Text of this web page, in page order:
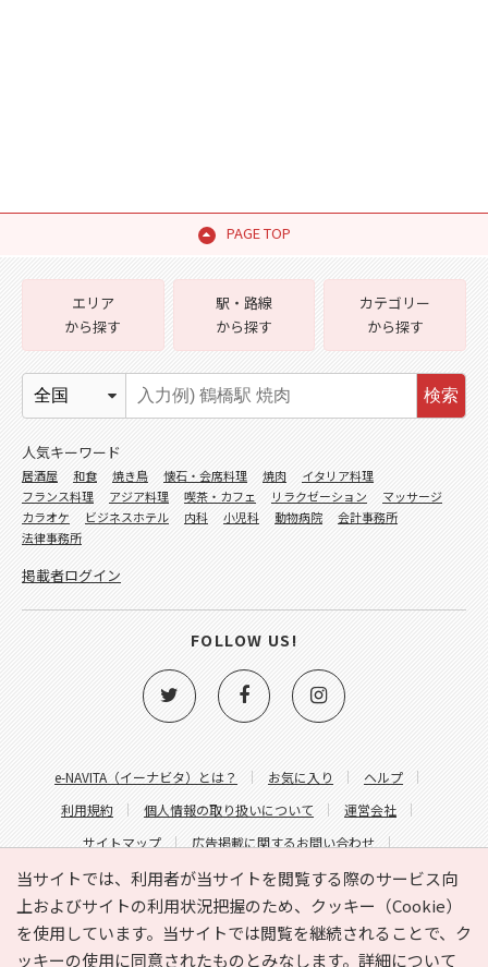
PAGE TOP
当サイトでは、利用者が当サイトを閲覧する際のサービス向
上およびサイトの利用状況把握のため、クッキー（Cookie）
を使用しています。当サイトでは閲覧を継続されることで、ク
ッキーの使用に同意されたものとみなします。詳細について
e-NAVITA（イーナビタ）とは？ お気に入り
ヘルプ
利用規約
個人情報の取り扱いについて
運営会社
サイトマップ
広告掲載に関するお問い合わせ
サイトの内容に関するお問い合わせ
エリア
から探す
駅・路線
から探す
カテゴリー
から探す
検索
人気キーワード
居酒屋 和食 焼き鳥 懐石・会席料理 焼肉
イタリア料理
フランス料理
アジア料理 喫茶・カフェ リラクゼーション
マッサージ
カラオケ
ビジネスホテル 内科 小児科 動物病院
会計事務所
法律事務所
掲載者ログイン
FOLLOW US!